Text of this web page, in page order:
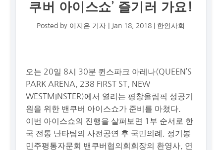
쿠버 아이스쇼’ 즐기러 가요!
Posted by 이지은 기자 Jan 18, 2018 한인사회
오는 20일 8시 30분 퀸스파크 아레나(QUEEN’S
PARK ARENA, 238 FIRST ST, NEW
WESTMINSTER)에서 열리는 평창올림픽 성공기
원을 위한 밴쿠버 아이스쇼가 준비를 마쳤다.
이번 아이스쇼의 진행을 살펴보면 1부 순서로 한
국 전통 난타팀의 사전공연 후 국민의례, 정기봉
민주평통자문회 밴쿠버협의회회장의 환영사, 연